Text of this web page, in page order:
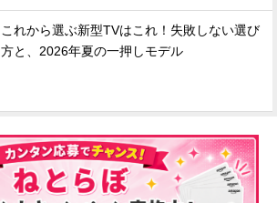
これから選ぶ新型TVはこれ！失敗しない選び
方と、2026年夏の一押しモデル